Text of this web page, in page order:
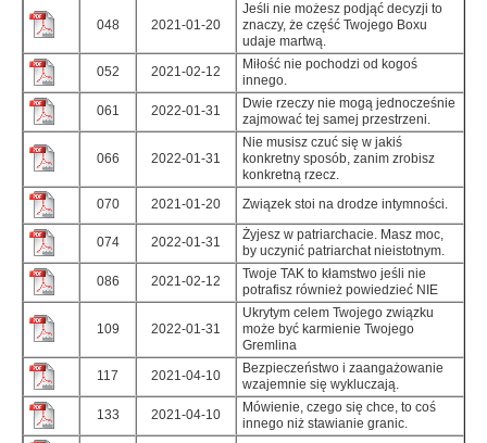
048 2021-01-20
Jeśli nie możesz podjąć decyzji to
znaczy, że część Twojego Boxu
udaje martwą.
052
2021-02-12
Miłość nie pochodzi od kogoś
innego.
061
2022-01-31
Dwie rzeczy nie mogą jednocześnie
zajmować tej samej przestrzeni.
066 2022-01-31
Nie musisz czuć się w jakiś
konkretny sposób, zanim zrobisz
konkretną rzecz.
070
2021-01-20 Związek stoi na drodze intymności.
074 2022-01-31
Żyjesz w patriarchacie. Masz moc,
by uczynić patriarchat nieistotnym.
086
2021-02-12
Twoje TAK to kłamstwo jeśli nie
potrafisz również powiedzieć NIE
109 2022-01-31
Ukrytym celem Twojego związku
może być karmienie Twojego
Gremlina
117
2021-04-10
Bezpieczeństwo i zaangażowanie
wzajemnie się wykluczają.
133
2021-04-10
Mówienie, czego się chce, to coś
innego niż stawianie granic.